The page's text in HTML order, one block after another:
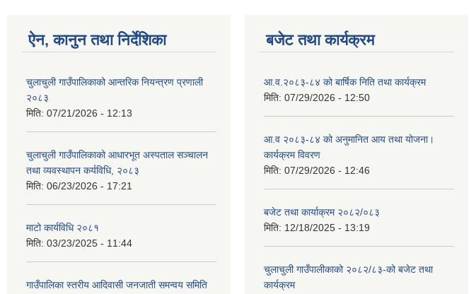
ऐन, कानुन तथा निर्देशिका
चुलाचुली गाउँपालिकाको आन्तरिक नियन्त्रण प्रणाली
२०८३
मिति: 07/21/2026 - 12:13
चुलाचुली गाउँपालिकाको आधारभूत अस्पताल सञ्चालन
तथा व्यवस्थापन कर्यविधि, २०८३
मिति: 06/23/2026 - 17:21
माटो कार्यविधि २०८१
मिति: 03/23/2025 - 11:44
गाउँपालिका स्तरीय आदिवासी जनजाती समन्वय समिति
बजेट तथा कार्यक्रम
आ.व.२०८३-८४ को बार्षिक निति तथा कार्यक्रम
मिति: 07/29/2026 - 12:50
आ.व २०८३-८४ को अनुमानित आय तथा योजना।
कार्यक्रम विवरण
मिति: 07/29/2026 - 12:46
बजेट तथा कार्याक्रम २०८२/०८३
मिति: 12/18/2025 - 13:19
चुलाचुली गाउँपालीकाको २०८२/८३-को बजेट तथा
कार्यक्रम